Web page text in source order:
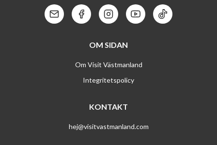
Kontakt: MailKontakt: Facebook
Kontakt: Instagram
Kontakt: Youtube
Kontakt: Tik
OM SIDAN
Om Visit Västmanland
Integritetspolicy
KONTAKT
hej@visitvastmanland.com